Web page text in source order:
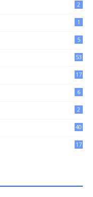
2
1
5
53
17
6
2
40
17